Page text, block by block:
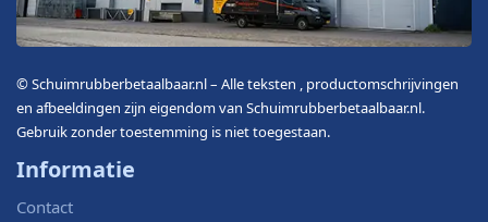
© Schuimrubberbetaalbaar.nl – Alle teksten , productomschrijvingen
en afbeeldingen zijn eigendom van Schuimrubberbetaalbaar.nl.
Gebruik zonder toestemming is niet toegestaan.
Informatie
Contact